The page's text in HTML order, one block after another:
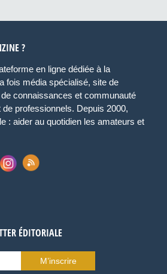
?
en ligne dédiée à la
fois média spécialisé, site de
connaissances et communauté
professionnels. Depuis 2000,
: aider au quotidien les amateurs et
ÉDITORIALE
M’inscrire